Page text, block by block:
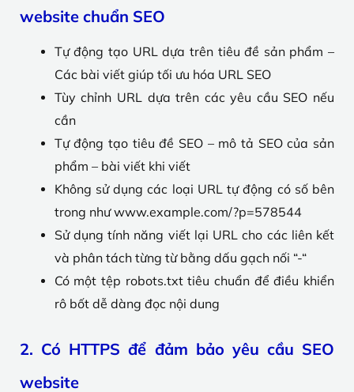
website chuẩn SEO
Tự động tạo URL dựa trên tiêu đề sản phẩm –
Các bài viết giúp tối ưu hóa URL SEO
Tùy chỉnh URL dựa trên các yêu cầu SEO nếu
cần
Tự động tạo tiêu đề SEO – mô tả SEO của sản
phẩm – bài viết khi viết
Không sử dụng các loại URL tự động có số bên
trong như www.example.com/?p=578544
Sử dụng tính năng viết lại URL cho các liên kết
và phân tách từng từ bằng dấu gạch nối “-“
Có một tệp robots.txt tiêu chuẩn để điều khiển
rô bốt dễ dàng đọc nội dung
2. Có HTTPS để đảm bảo yêu cầu SEO
website